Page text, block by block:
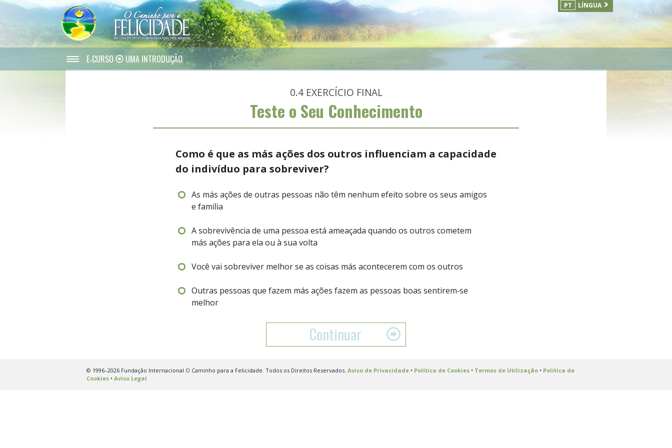
PT LÍNGUA
E‑CURSO UMA INTRODUÇÃO
0.4EXERCÍCIO FINAL
Teste o Seu Conhecimento
Como é que as más ações dos outros influenciam a capacidade
do indivíduo para sobreviver?
As más ações de outras pessoas não têm nenhum efeito sobre os seus amigos
e família
A sobrevivência de uma pessoa está ameaçada quando os outros cometem
más ações para ela ou à sua volta
Você vai sobreviver melhor se as coisas más acontecerem com os outros
Outras pessoas que fazem más ações fazem as pessoas boas sentirem‑se
melhor
Continuar
© 1996–2026 Fundação Internacional O Caminho para a Felicidade. Todos os Direitos Reservados. Aviso de Privacidade• Política de Cookies• Termos de Utilização• Política de
Cookies• Aviso Legal